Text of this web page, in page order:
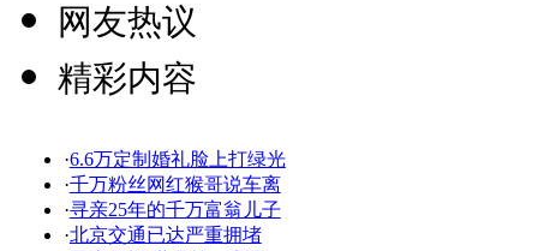
网友热议
精彩内容
·6.6万定制婚礼脸上打绿光
·千万粉丝网红猴哥说车离
·寻亲25年的千万富翁儿子
·北京交通已达严重拥堵